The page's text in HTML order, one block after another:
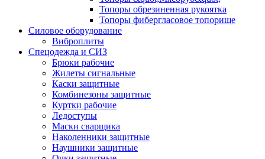
Топоры обрезиненная рукоятка
Топоры фибергласовое топорище
Силовое оборудование
Виброплиты
Спецодежда и СИЗ
Брюки рабочие
Жилеты сигнальные
Каски защитные
Комбинезоны защитные
Куртки рабочие
Ледоступы
Маски сварщика
Наколенники защитные
Наушники защитные